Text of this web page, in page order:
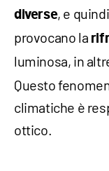
diverse, e
provocano la
luminosa, in
Questo
climatiche è
ottico.